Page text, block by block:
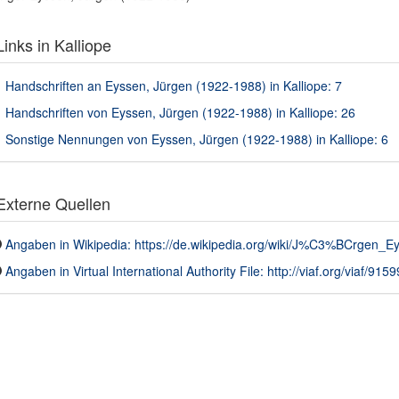
in Kalliope
Handschriften an Eyssen, Jürgen (1922-1988) in Kalliope: 7
Handschriften von Eyssen, Jürgen (1922-1988) in Kalliope: 26
Sonstige Nennungen von Eyssen, Jürgen (1922-1988) in Kalliope: 6
Quellen
Angaben in Wikipedia: https://de.wikipedia.org/wiki/
Angaben in Virtual International Authority File: http://viaf.org/viaf/